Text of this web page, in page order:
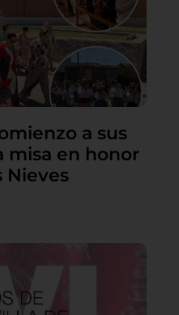
a sus
misa en honor
Nieves